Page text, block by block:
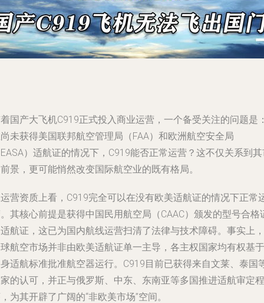
国产大飞机C919正式投入商业运营，一个备受关注的问题是
未获得美国联邦航空管理局（FAA）和欧洲航空安全局
）适航证的情况下，C919能否正常运营？这不仅关系到
景，更可能悄然改变国际航空业的既有格局。
营资质上看，C919完全可以在没有欧美适航证的情况下正常
其核心前提是获得中国民用航空局（CAAC）颁发的型号合格
航证，这已为国内航线运营扫清了法律与技术障碍。事实上，
航空市场并非由欧美适航证单一主导，各主权国家均有权基于
适航标准批准航空器运行。C919目前已获得来自文莱、泰国
的认可，并正与俄罗斯、中东、东南亚等多国推进适航审定程
为其开辟了广阔的“非欧美市场”空间。